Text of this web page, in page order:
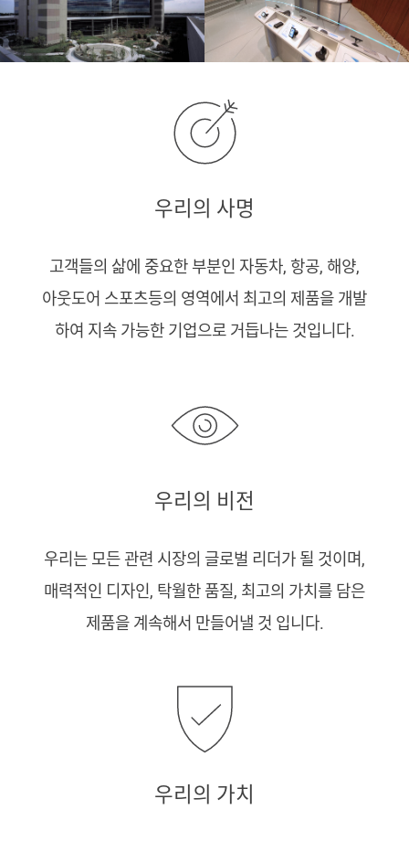
우리의 사명
고객들의 삶에 중요한 부분인 자동차, 항공, 해양,
아웃도어 스포츠등의 영역에서 최고의 제품을 개발
하여 지속 가능한 기업으로 거듭나는 것입니다.
우리의 비전
우리는 모든 관련 시장의 글로벌 리더가 될 것이며,
매력적인 디자인, 탁월한 품질, 최고의 가치를 담은
제품을 계속해서 만들어낼 것 입니다.
우리의 가치